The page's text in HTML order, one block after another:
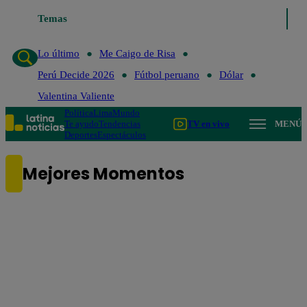
Temas
Lo último
Me Caigo de Risa
Perú Decide 2026
Fútbol peruano
Dólar
Valentina Valiente
PolíticaLimaMundo
Te ayudoTendencias
DeportesEspectáculos
TV en vivo MENÚ
Mejores Momentos